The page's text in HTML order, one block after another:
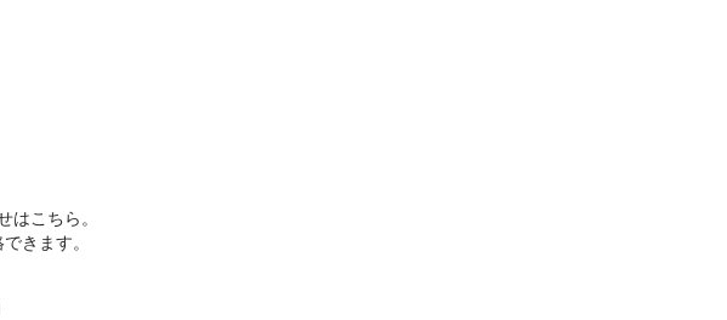
はこちら。
きます。